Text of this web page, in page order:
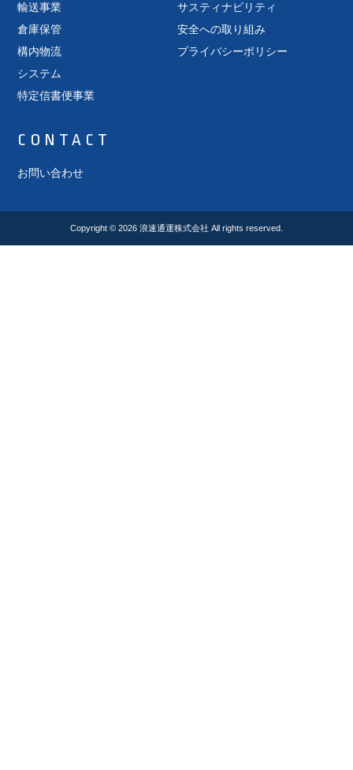
輸送事業
倉庫保管
構内物流
システム
特定信書便事業
サスティナビリティ
安全への取り組み
プライバシーポリシー
CONTACT
お問い合わせ
Copyright © 2026 浪速通運株式会社 All rights reserved.